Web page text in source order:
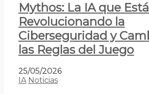
Mythos: La IA que Está
Revolucionando la
Ciberseguridad y
las Reglas del Juego
25/05/2026
IA Noticias